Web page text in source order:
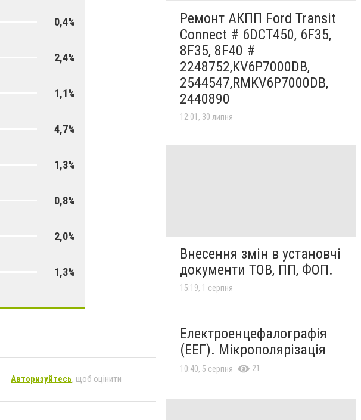
0,4%
2,4%
1,1%
4,7%
1,3%
0,8%
2,0%
1,3%
Авторизуйтесь, щоб оцінити
Ремонт АКПП Ford Transit
Connect # 6DCT450, 6F35,
8F35, 8F40 #
2248752,KV6P7000DB,
2544547,RMKV6P7000DB,
2440890
12:01, 30 липня
Внесення змін в установчі
документи ТОВ, ПП, ФОП.
15:19, 1 серпня
Електроенцефалографія
(ЕЕГ). Мікрополярізація
10:40, 5 серпня 21